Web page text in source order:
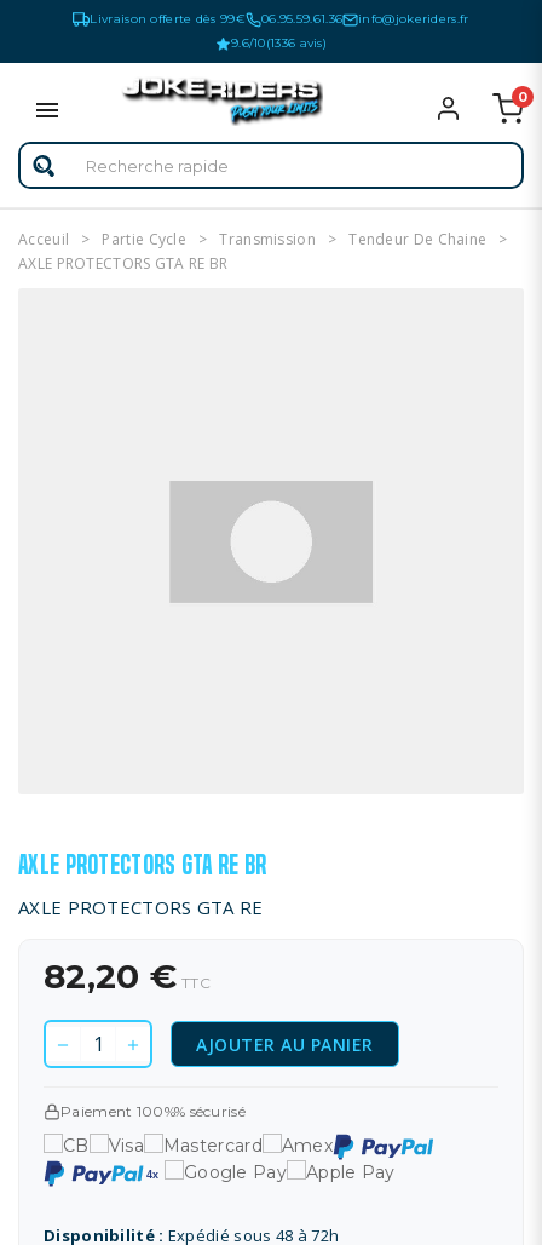
Livraison offerte dès 99€ 06.95.59.61.36
info@jokeriders.fr
9.6/10(1336 avis)
0
Acceuil Partie Cycle Transmission
Tendeur De Chaine
AXLE PROTECTORS GTA RE BR
AXLE PROTECTORS GTA RE BR
AXLE PROTECTORS GTA RE
82,20 € TTC
AJOUTER AU PANIER
Paiement 100%% sécurisé
Disponibilité : Expédié sous 48 à 72h